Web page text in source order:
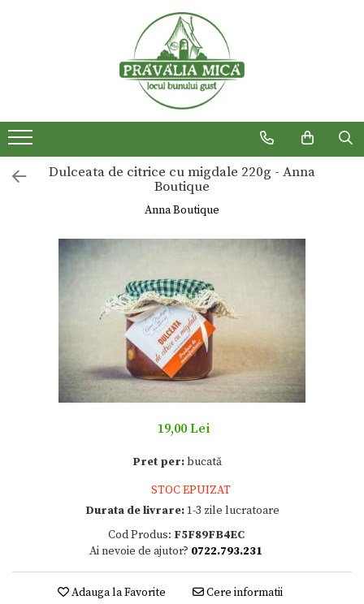
Dulceata de citrice cu migdale 220g - Anna
Boutique
Anna Boutique
19,00 Lei
Pret per:bucată
STOC EPUIZAT
Durata de livrare:1-3 zile lucratoare
Cod Produs: F5F89FB4EC
Ai nevoie de ajutor? 0722.793.231
Adauga la Favorite Cere informatii